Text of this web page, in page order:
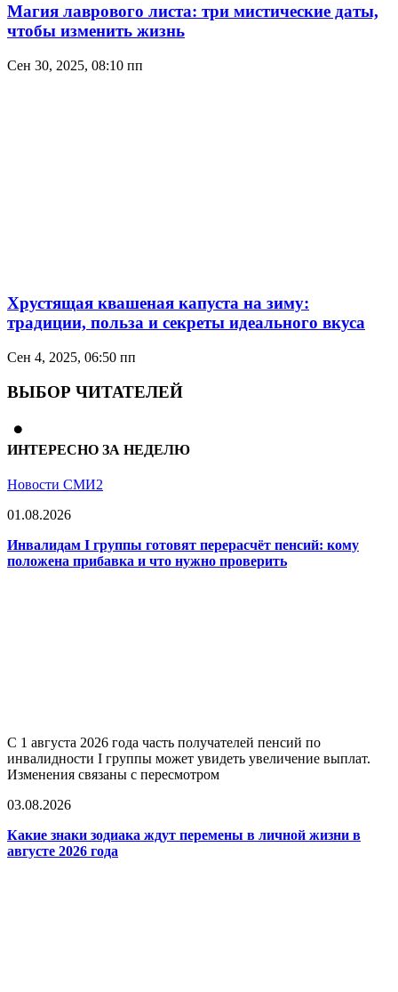
Магия лаврового листа: три мистические даты,
чтобы изменить жизнь
Сен 30, 2025, 08:10 пп
Хрустящая квашеная капуста на зиму:
традиции, польза и секреты идеального вкуса
Сен 4, 2025, 06:50 пп
ВЫБОР ЧИТАТЕЛЕЙ
ИНТЕРЕСНО ЗА НЕДЕЛЮ
Новости СМИ2
01.08.2026
Инвалидам I группы готовят перерасчёт пенсий: кому
положена прибавка и что нужно проверить
С 1 августа 2026 года часть получателей пенсий по
инвалидности I группы может увидеть увеличение выплат.
Изменения связаны с пересмотром
03.08.2026
Какие знаки зодиака ждут перемены в личной жизни в
августе 2026 года